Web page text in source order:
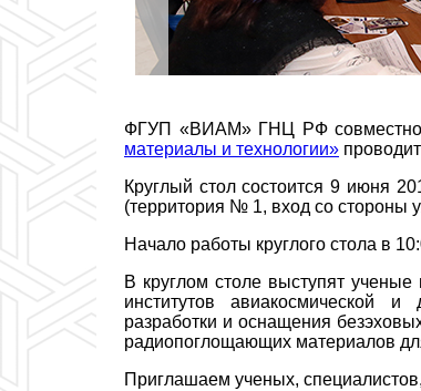
ФГУП «ВИАМ» ГНЦ РФ
материалы и технологии»
Круглый стол состоится 9 июня
(территория № 1, вход со стороны
Начало работы круглого стола в
В круглом столе выступят
институтов авиакосмической
разработки и оснащения
радиопоглощающих материалов
Приглашаем ученых, специалистов,